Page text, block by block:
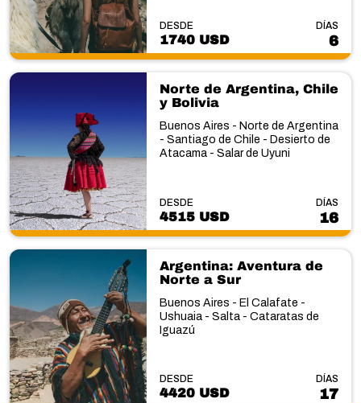
DESDE
1740 USD
DÍAS
6
Norte de Argentina, Chile
y Bolivia
Buenos Aires - Norte de Argentina
- Santiago de Chile - Desierto de
Atacama - Salar de Uyuni
DESDE
4515 USD
DÍAS
16
Argentina: Aventura de
Norte a Sur
Buenos Aires - El Calafate -
Ushuaia - Salta - Cataratas de
Iguazú
DESDE
4420 USD
DÍAS
17